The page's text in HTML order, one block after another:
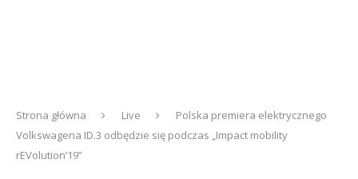
Strona główna Live
Polska premiera elektrycznego
Volkswagena ID.3 odbędzie się podczas „Impact mobility
rEVolution’19”